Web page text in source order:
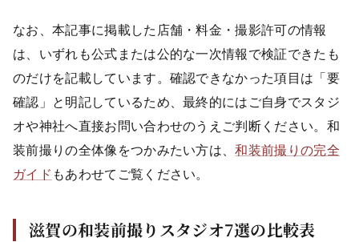
なお、本記事に掲載した店舗・料金・撮影許可の情報
は、いずれも公式または公的な一次情報で検証できたも
のだけを記載しています。確認できなかった項目は「要
確認」と明記しているため、最終的にはご自身でスタジ
オや神社へ直接お問い合わせのうえご判断ください。和
装前撮りの全体像をつかみたい方は、和装前撮りの完全
ガイド もあわせてご覧ください。
滋賀の和装前撮りスタジオ7選の比較表